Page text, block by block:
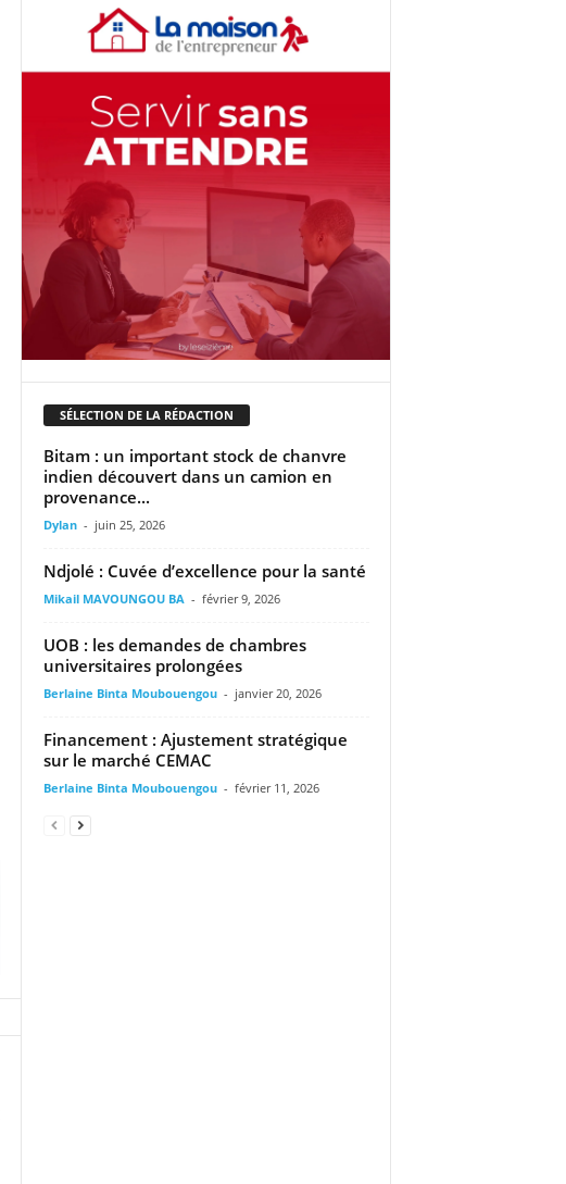
SÉLECTION DE LA RÉDACTION
Bitam : un important stock de chanvre
indien découvert dans un camion en
provenance...
Dylan - juin 25, 2026
Ndjolé : Cuvée d’excellence pour la santé
Mikail MAVOUNGOU BA - février 9, 2026
UOB : les demandes de chambres
universitaires prolongées
Berlaine Binta Moubouengou - janvier 20, 2026
Financement : Ajustement stratégique
sur le marché CEMAC
Berlaine Binta Moubouengou - février 11, 2026